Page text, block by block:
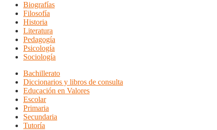
Biografías
Filosofía
Historia
Literatura
Pedagogía
Psicología
Sociología
Bachillerato
Diccionarios y libros de consulta
Educación en Valores
Escolar
Primaria
Secundaria
Tutoría